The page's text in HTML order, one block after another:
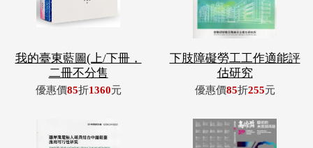
我的臺東藍圖(上/下冊，
二冊不分售
優惠價85折1360元
下肢障礙勞工工作適能評
估研究
優惠價85折255元